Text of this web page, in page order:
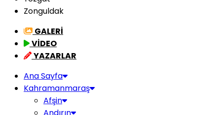
Zonguldak
GALERİ
VİDEO
YAZARLAR
Ana Sayfa
Kahramanmaraş
Afşin